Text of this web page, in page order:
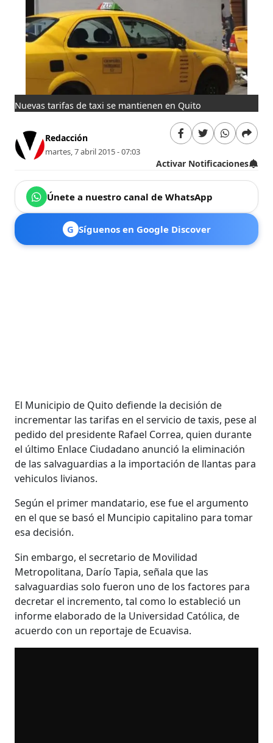
Nuevas tarifas de taxi se mantienen en Quito
Redacción
martes, 7 abril 2015 - 07:03
Activar Notificaciones
Únete a nuestro canal de WhatsApp
G Síguenos en Google Discover
El Municipio de Quito defiende la decisión de
incrementar las tarifas en el servicio de taxis, pese al
pedido del presidente Rafael Correa, quien durante
el último Enlace Ciudadano anunció la eliminación
de las salvaguardias a la importación de llantas para
vehiculos livianos.
Según el primer mandatario, ese fue el argumento
en el que se basó el Muncipio capitalino para tomar
esa decisión.
Sin embargo, el secretario de Movilidad
Metropolitana, Darío Tapia, señala que las
salvaguardias solo fueron uno de los factores para
decretar el incremento, tal como lo estableció un
informe elaborado de la Universidad Católica, de
acuerdo con un reportaje de Ecuavisa.